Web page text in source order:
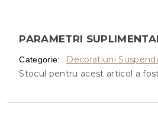
PARAMETRI
Categorie:
Decoratiuni
Stocul pentru acest articol a